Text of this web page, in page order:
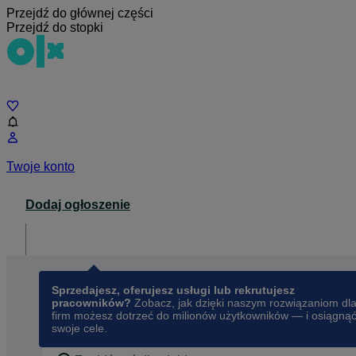
Przejdź do głównej części
Przejdź do stopki
Twoje konto
Dodaj ogłoszenie
Sprzedajesz, oferujesz usługi lub rekrutujesz
pracowników? Zobacz, jak dzięki naszym rozwiązaniom dla
firm możesz dotrzeć do milionów użytkowników — i osiągnąć
swoje cele.